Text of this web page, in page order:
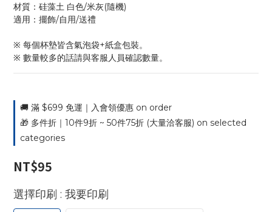
材質：硅藻土 白色/米灰(隨機)
適用：擺飾/自用/送禮
※ 每個杯墊皆含氣泡袋+紙盒包裝。
※ 數量較多的話請與客服人員確認數量。
🚚 滿 $699 免運｜入會領優惠 on order
🎁 多件折｜10件9折 ~ 50件75折 (大量洽客服) on selected
categories
NT$95
選擇印刷 : 我要印刷